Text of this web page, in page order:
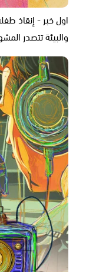
اول خبر - إنقاذ
والبيئة تتصدر المشهد -